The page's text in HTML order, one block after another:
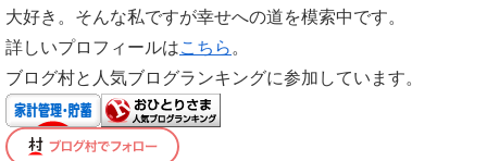
大好き。そんな私ですが幸せへの道を模索中です。
詳しいプロフィールはこちら 。
ブログ村と人気ブログランキングに参加しています。